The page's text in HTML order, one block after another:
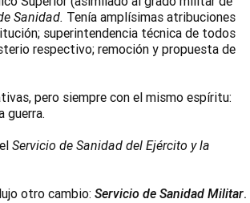
Sanidad. Tenía amplísimas atribuciones
superintendencia técnica de todos
respectivo; remoción y propuesta de
pero siempre con el mismo espíritu:
guerra.
Servicio de Sanidad del Ejército y la
otro cambio: Servicio de Sanidad Militar.